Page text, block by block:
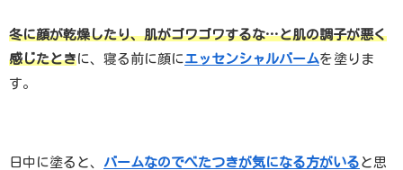
冬に顔が乾燥したり、肌がゴワゴワするな…と肌の調子が悪く
感じたときに、寝る前に顔に エッセンシャルバームを 塗りま
す。
日中に塗ると、 バームなのでべたつきが気になる方がいる と思